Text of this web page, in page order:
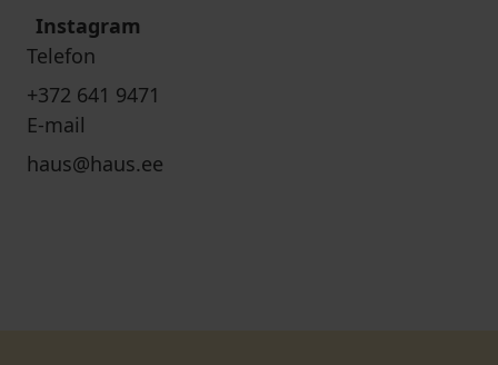
Instagram
Telefon
+372 641 9471
E-mail
haus@haus.ee